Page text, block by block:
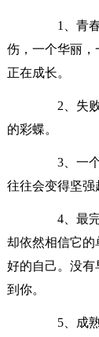
1、青春
伤，一个华丽，
正在成长。
2、失败
的彩蝶。
3、一个
往往会变得坚强
4、最完
却依然相信它的
好的自己。没有
到你。
5、成熟